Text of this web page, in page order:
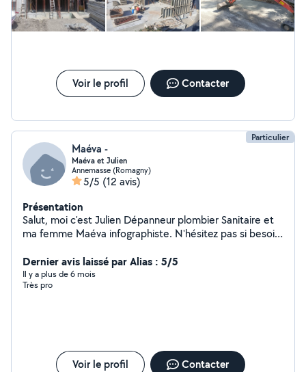
Voir le profil Contacter
Particulier
Maéva -
Maéva et Julien
Annemasse (Romagny)
5/5 (12 avis)
Présentation
Salut, moi c'est Julien Dépanneur plombier Sanitaire et
ma femme Maéva infographiste. N'hésitez pas si besoin
Dernier avis laissé par Alias : 5/5
Il y a plus de 6 mois
Très pro
Voir le profil Contacter